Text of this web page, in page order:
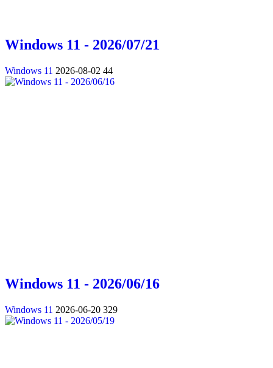
Windows 11 - 2026/07/21
Windows 11 2026-08-02 44
Windows 11 - 2026/06/16
Windows 11 2026-06-20 329